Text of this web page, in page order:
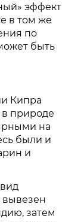
эффект
в том же
по
быть
Кипра
природе
на
были и
и
вывезен
затем